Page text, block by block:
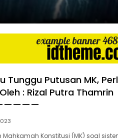
Tunggu Putusan MK,
: Rizal Putra Thamrin
Mahkamah Konstitusi (MK) soal